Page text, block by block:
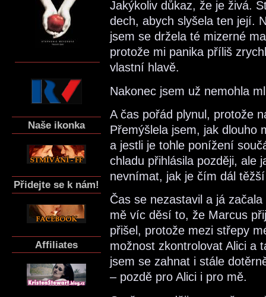
Naše ikonka
Přidejte se k nám!
Affiliates
Jakýkoliv důkaz, že je živá.
dech, abych slyšela ten její.
jsem se držela té mizerné
protože mi panika příliš
vlastní hlavě.
Nakonec jsem už nemohla
A čas pořád plynul, protože
Přemýšlela jsem, jak dlouho
a jestli je tohle ponížení
chladu přihlásila později, ale
nevnímat, jak je čím dál
Čas se nezastavil a já
mě víc děsí to, že Marcus
přišel, protože mezi střepy
možnost zkontrolovat Alici a
jsem se zahnat i stále
– pozdě pro Alici i pro mě.